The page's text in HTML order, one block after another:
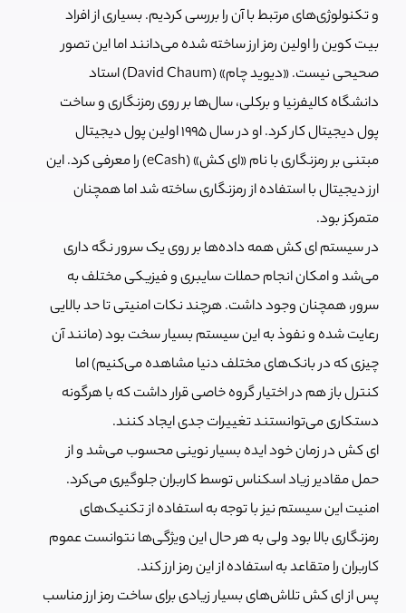
و تکنولوژی‌های مرتبط با آن را بررسی کردیم. بسیاری از افراد
بیت کوین را اولین رمز ارز ساخته شده می‌دانند اما این تصور
صحیحی نیست. «دیوید چام» (David Chaum) استاد
دانشگاه کالیفرنیا و برکلی، سال‌ها بر روی رمزنگاری و ساخت
پول دیجیتال کار کرد. او در سال 1995 اولین پول دیجیتال
مبتنی بر رمزنگاری با نام «ای کش» (eCash) را معرفی کرد. این
ارز دیجیتال با استفاده از رمزنگاری ساخته شد اما همچنان
متمرکز بود.
در سیستم ای کش همه داده‌ها بر روی یک سرور نگه داری
می‌شد و امکان انجام حملات سایبری و فیزیکی مختلف به
سرور، همچنان وجود داشت. هرچند نکات امنیتی تا حد بالایی
رعایت شده و نفوذ به این سیستم بسیار سخت بود (مانند آن
چیزی که در بانک‌های مختلف دنیا مشاهده می‌کنیم) اما
کنترل باز هم در اختیار گروه خاصی قرار داشت که با هرگونه
دستکاری می‌توانستند تغییرات جدی ایجاد کنند.
ای کش در زمان خود ایده بسیار نوینی محسوب می‌شد و از
حمل مقادیر زیاد اسکناس توسط کاربران جلوگیری می‌کرد.
امنیت این سیستم نیز با توجه به استفاده از تکنیک‌های
رمزنگاری بالا بود ولی به هر حال این ویژگی‌ها نتوانست عموم
کاربران را متقاعد به استفاده از این رمز ارز کند.
پس از ای کش تلاش‌های بسیار زیادی برای ساخت رمز ارز مناسب